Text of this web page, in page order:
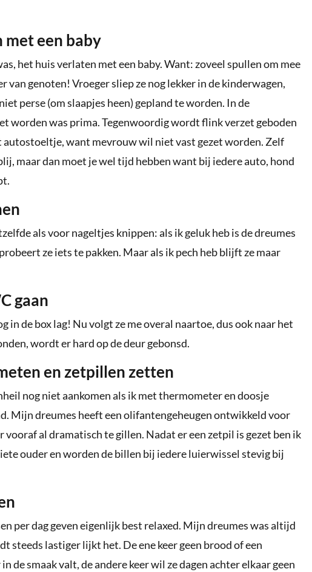
met een baby
het huis verlaten met een baby. Want: zoveel spullen om mee
van genoten! Vroeger sliep ze nog lekker in de kinderwagen,
perse (om slaapjes heen) gepland te worden. In de
worden was prima. Tegenwoordig wordt flink verzet geboden
autostoeltje, want mevrouw wil niet vast gezet worden. Zelf
maar dan moet je wel tijd hebben want bij iedere auto, hond
als voor nageltjes knippen: als ik geluk heb is de dreumes
ze iets te pakken. Maar als ik pech heb blijft ze maar
gaan
in de box lag! Nu volgt ze me overal naartoe, dus ook naar het
wordt er hard op de deur gebonsd.
en zetpillen zetten
nog niet aankomen als ik met thermometer en doosje
Mijn dreumes heeft een olifantengeheugen ontwikkeld voor
vooraf al dramatisch te gillen. Nadat er een zetpil is gezet ben ik
ouder en worden de billen bij iedere luierwissel stevig bij
per dag geven eigenlijk best relaxed. Mijn dreumes was altijd
steeds lastiger lijkt het. De ene keer geen brood of een
de smaak valt, de andere keer wil ze dagen achter elkaar geen